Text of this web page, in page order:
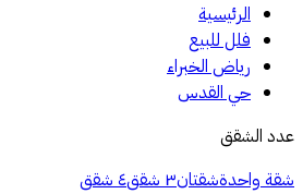
الرئيسية
فلل للبيع
رياض الخبراء
حي القدس
عدد الشقق
شقة واحدةشقتان٣ شقق
٤ شقق